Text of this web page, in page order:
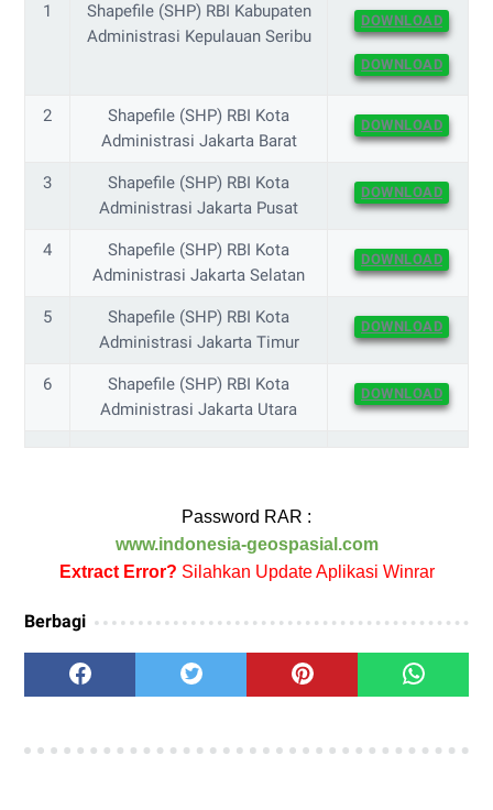
1
Shapefile (SHP) RBI Kabupaten
Administrasi Kepulauan Seribu
DOWNLOAD
DOWNLOAD
2
Shapefile (SHP) RBI Kota
Administrasi Jakarta Barat
DOWNLOAD
3
Shapefile (SHP) RBI Kota
Administrasi Jakarta Pusat
DOWNLOAD
4
Shapefile (SHP) RBI Kota
Administrasi Jakarta Selatan
DOWNLOAD
5
Shapefile (SHP) RBI Kota
Administrasi Jakarta Timur
DOWNLOAD
6
Shapefile (SHP) RBI Kota
Administrasi Jakarta Utara
DOWNLOAD
Password RAR :
www.indonesia-geospasial.com
Extract Error? Silahkan Update Aplikasi Winrar
Berbagi